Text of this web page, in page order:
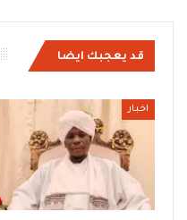
قد يعجبك ايضا
اخبار